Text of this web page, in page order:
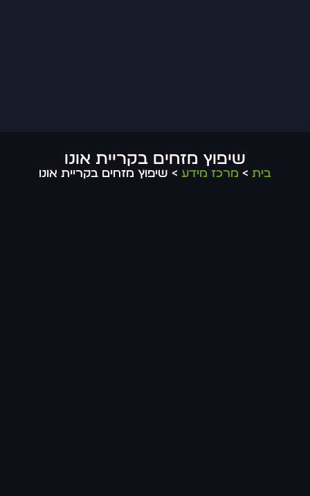
שיפוץ מזחים בקריית אונו
בית > מרכז מידע > שיפוץ מזחים בקריית אונו